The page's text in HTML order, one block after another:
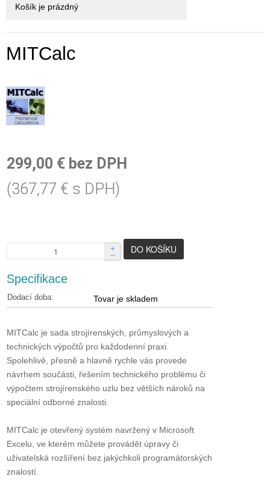
Košík je prázdný
MITCalc
299,00 € bez DPH
(367,77 € s DPH)
+
–
Specifikace
Dodací doba: Tovar je skladem
MITCalc je sada strojírenských, průmyslových a
technických výpočtů pro každodenní praxi.
Spolehlivě, přesně a hlavně rychle vás provede
návrhem součásti, řešením technického problému či
výpočtem strojírenského uzlu bez větších nároků na
speciální odborné znalosti.
MITCalc je otevřený systém navržený v Microsoft
Excelu, ve kterém můžete provádět úpravy či
uživatelská rozšíření bez jakýchkoli programátorských
znalostí.